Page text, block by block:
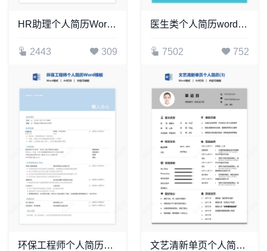
HR助理个人简历Word模板
2443 309
医生类个人简历word模板共4页(5)
7502 752
环保工程师个人简历Word模板 文艺清新单页个人简历(3)